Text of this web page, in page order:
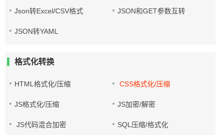
Json转Excel/CSV格式 JSON和GET参数互转
JSON转YAML
格式化转换
HTML格式化/压缩 CSS格式化/压缩
JS格式化/压缩 JS加密/解密
JS代码混合加密 SQL压缩/格式化